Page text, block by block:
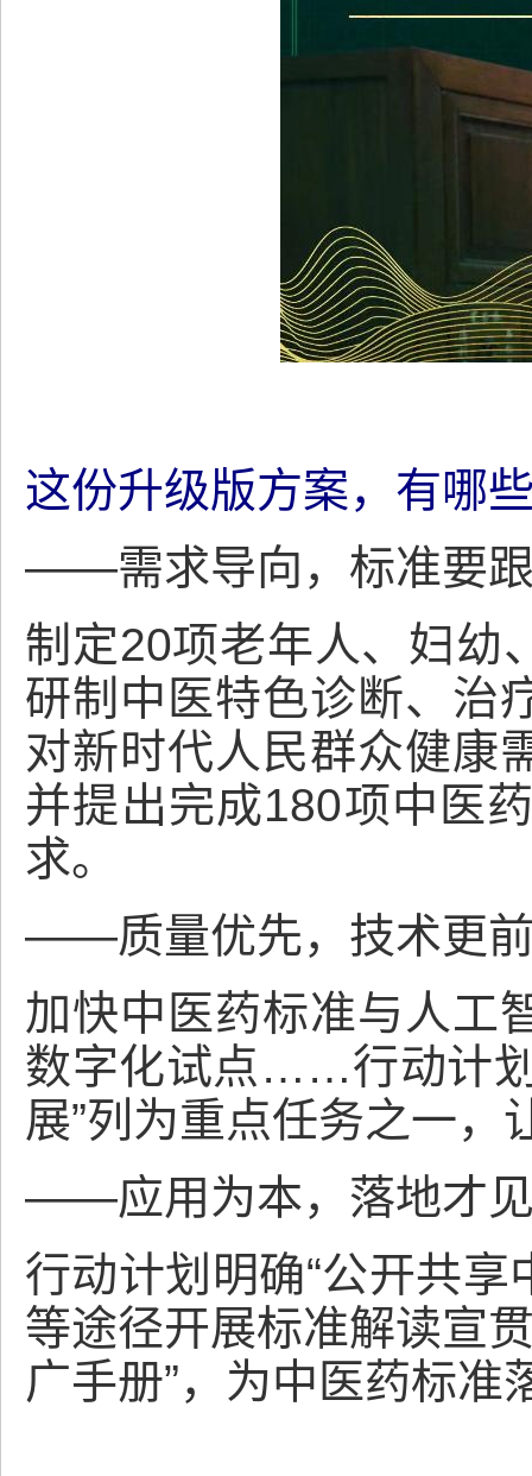
这份升级版方案，有哪
——需求导向，标准要
制定20项老年人、妇幼
研制中医特色诊断、
对新时代人民群众健康
并提出完成180项中医
求。
——质量优先，技术更
加快中医药标准与人工
数字化试点……行动计划
展”列为重点任务之一，
——应用为本，落地才
行动计划明确“公开共
等途径开展标准解读宣
广手册”，为中医药标准